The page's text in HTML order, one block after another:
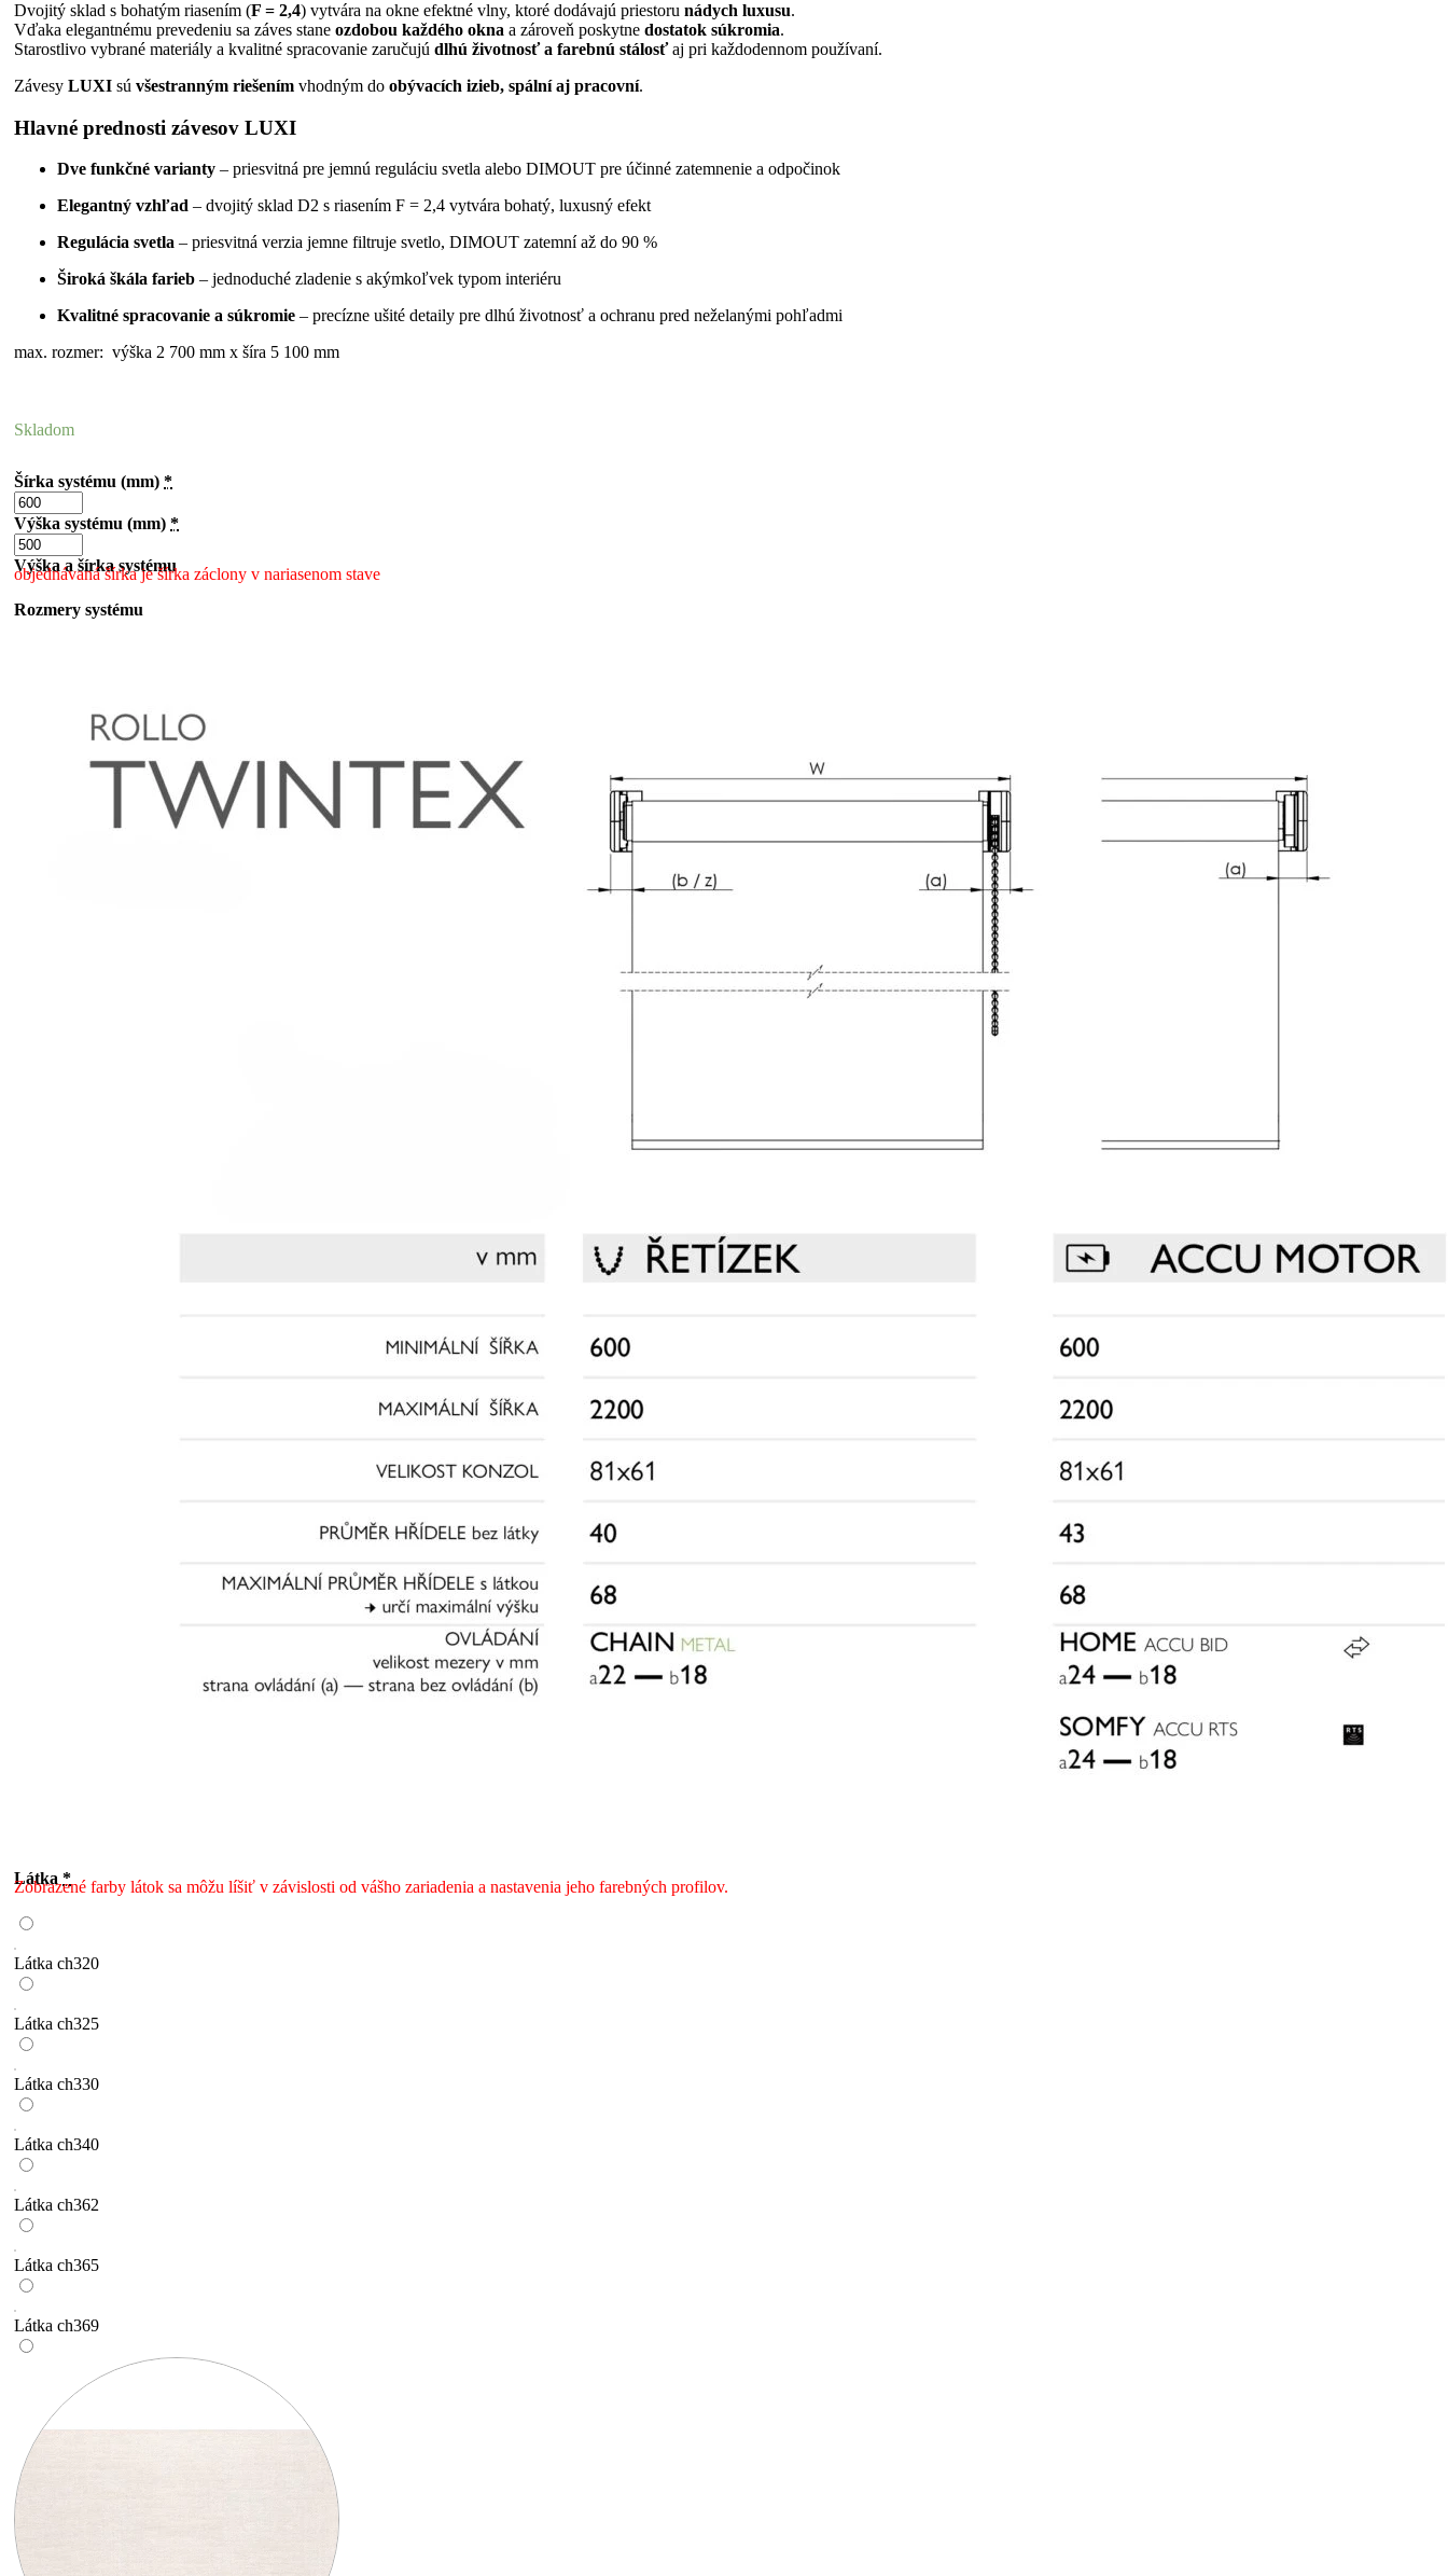
Dvojitý sklad s bohatým riasením (F = 2,4) vytvára na okne efektné vlny, ktoré dodávajú priestoru nádych luxusu.
Vďaka elegantnému prevedeniu sa záves stane ozdobou každého okna a zároveň poskytne dostatok súkromia.
Starostlivo vybrané materiály a kvalitné spracovanie zaručujú dlhú životnosť a farebnú stálosťaj pri každodennom používaní.
Závesy LUXI sú všestranným riešením vhodným do obývacích izieb, spální aj pracovní.
Hlavné prednosti závesov LUXI
Dve funkčné varianty – priesvitná pre jemnú reguláciu svetla alebo DIMOUT pre účinné zatemnenie a odpočinok
Elegantný vzhľad – dvojitý sklad D2 s riasením F = 2,4 vytvára bohatý, luxusný efekt
Regulácia svetla – priesvitná verzia jemne filtruje svetlo, DIMOUT zatemní až do 90 %
Široká škála farieb – jednoduché zladenie s akýmkoľvek typom interiéru
Kvalitné spracovanie a súkromie – precízne ušité detaily pre dlhú životnosť a ochranu pred neželanými pohľadmi
max. rozmer: výška 2 700 mm x šíra 5 100 mm
Skladom
Šírka systému (mm) *
Výška systému (mm) *
Výška a šírka systému
objednávaná šírka je šírka záclony v nariasenom stave
Rozmery systému
Látka *
Zobrazené farby látok sa môžu líšiť v závislosti od vášho zariadenia a nastavenia jeho farebných profilov.
Látka ch320
Látka ch325
Látka ch330
Látka ch340
Látka ch362
Látka ch365
Látka ch369